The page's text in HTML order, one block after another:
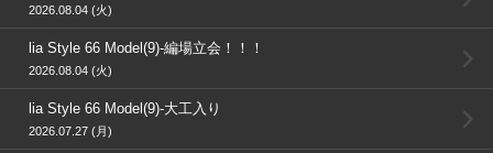
2026.08.04 (火)
lia Style 66 Model(9)-編場立会！！！
2026.08.04 (火)
lia Style 66 Model(9)-大工入り
2026.07.27 (月)